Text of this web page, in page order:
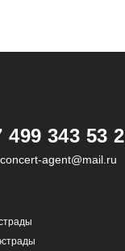
499 343 53
concert-agent@mail.ru